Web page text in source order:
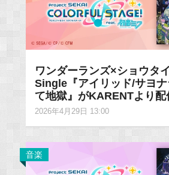
ワンダーランズ×ショウタ
Single『アイリッド/サヨ
て地獄』がKARENTより配
2026年4月29日 13:00
音楽